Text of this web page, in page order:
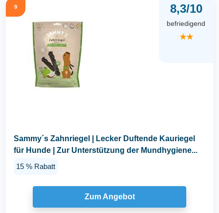
9 8,3/10
befriedigend
★★
Sammy´s Zahnriegel | Lecker Duftende Kauriegel
für Hunde | Zur Unterstützung der Mundhygiene...
15 % Rabatt
Zum Angebot